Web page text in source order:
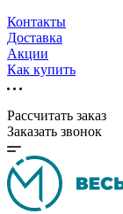
Контакты
Доставка
Акции
Как купить
Рассчитать заказ
Заказать звонок